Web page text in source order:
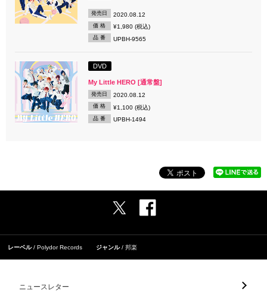
発売日 2020.08.12
価 格 ¥1,980 (税込)
品 番 UPBH-9565
DVD
My Little HERO [通常盤]
発売日 2020.08.12
価 格 ¥1,100 (税込)
品 番 UPBH-1494
レーベル Polydor Records ジャンル 邦楽
ニュースレター